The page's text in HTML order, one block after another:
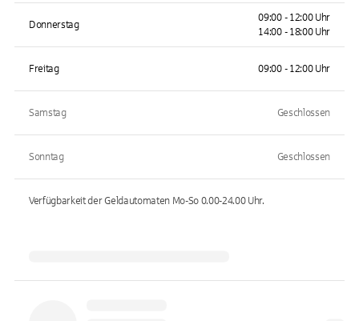
Donnerstag
09:00 - 12:00 Uhr
14:00 - 18:00 Uhr
Freitag 09:00 - 12:00 Uhr
Samstag Geschlossen
Sonntag Geschlossen
Verfügbarkeit der Geldautomaten Mo-So 0.00-24.00Uhr.